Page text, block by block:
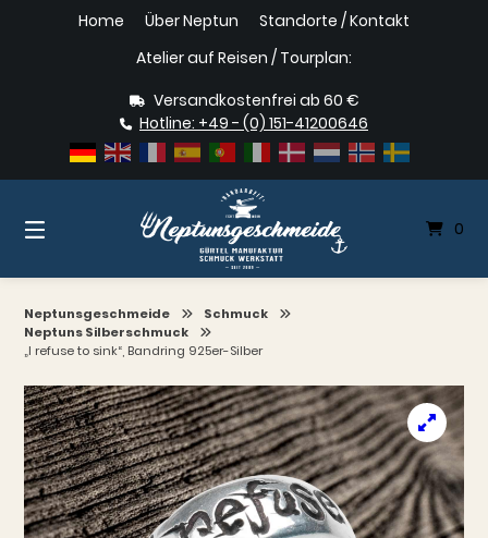
Home Über Neptun
Standorte / Kontakt
Atelier auf Reisen / Tourplan:
Versandkostenfrei ab 60 €
Hotline: +49 - (0) 151-41200646
0
Neptunsgeschmeide
Schmuck
Neptuns Silberschmuck
„I refuse to sink“, Bandring 925er-Silber